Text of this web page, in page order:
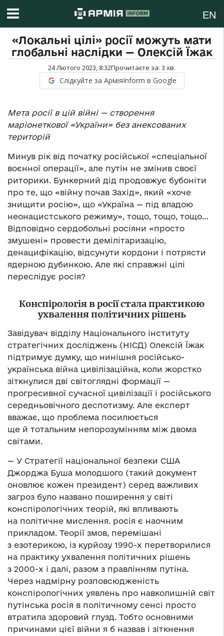
EN
«Локальні цілі» росії можуть мати
глобальні наслідки — Олексій Їжак
24 Лютого 2023, 8:32Прочитаєте за: 3 хв.
Слідкуйте за АрміяInform в Google
Мета росії в цій війні — створення
маріонеткової «України» без анексованих
територій
Минув рік від початку російської «спеціальної
воєнної операції», але путін не змінив своєї
риторики. Бункерний дід продовжує бубоніти
про те, що «війну почав Захід», який «хоче
знищити росію», що «Україна — під владою
неонацистського режиму», тощо, тощо, тощо…
Відповідно сердобольні росіяни «просто
змушені» провести демілітаризацію,
денацифікацію, відсунути кордони і потрясти
ядерною дубинкою. Але які справжні цілі
переслідує росія?
Конспірологія в росії стала практикою
ухвалення політичних рішень
Завідувач відділу Національного інституту
стратегічних досліджень (НІСД) Олексій Їжак
підтримує думку, що нинішня російсько-
українська війна цивілізаційна, коли жорстко
зіткнулися дві світоглядні формації —
прогресивної сучасної цивілізації і російського
середньовічного деспотизму. Але експерт
вважає, що проблема посилюється
ще й тотальним непорозумінням між двома
світами.
— У Стратегії національної безпеки США
Джорджа Буша молодшого (такий документ
оновлює кожен президент) серед важливих
загроз було названо поширення у світі
конспірологічних теорій, які впливають
на політичне мислення. росія є наочним
прикладом. Теорії змов, перемішані
з езотерикою, із курйозу 1990-х перетворилися
на практику ухвалення політичних рішень
з 2000-х і далі, разом з правлінням путіна.
Через надмірну розповсюдженість
конспірологічних уявлень про навколишній світ
путінська росія в політичному сенсі просто
втратила здоровий глузд. Тобто основними
причинами цієї війни я б назвав і зіткнення